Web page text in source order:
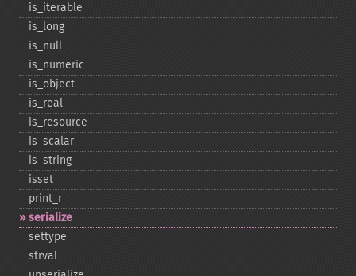
is_​iterable
is_​long
is_​null
is_​numeric
is_​object
is_​real
is_​resource
is_​scalar
is_​string
isset
print_​r
serialize
settype
strval